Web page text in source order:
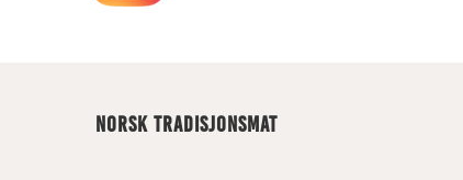
NORSK TRADISJONSMAT